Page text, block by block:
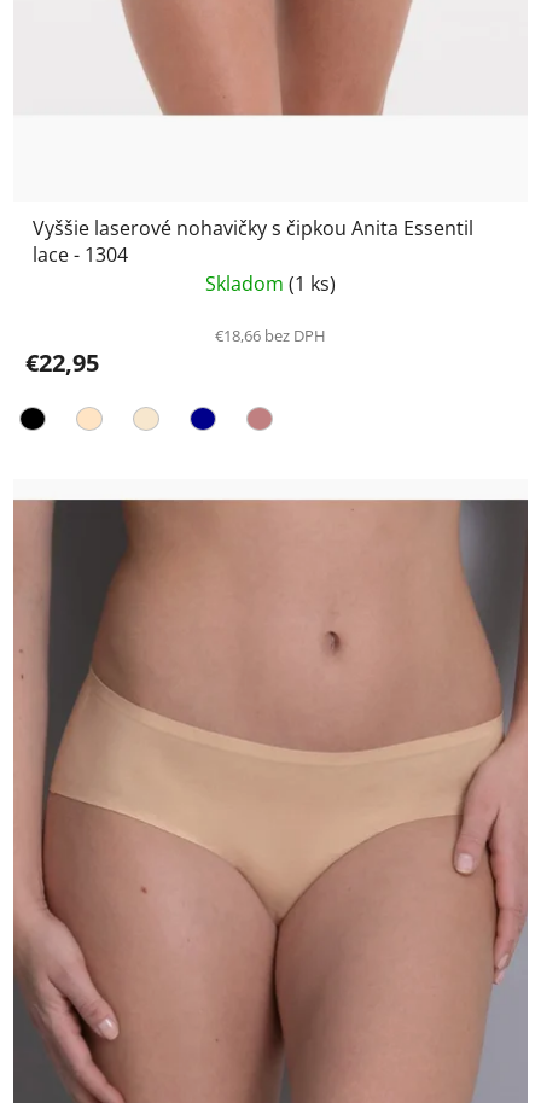
Vyššie laserové nohavičky s čipkou Anita Essentil
lace - 1304
Skladom (1 ks)
€18,66 bez DPH
€22,95